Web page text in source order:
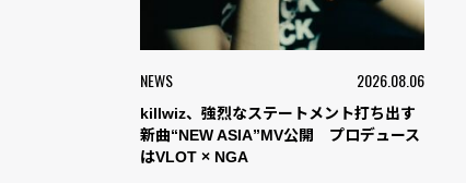
NEWS 2026.08.06
killwiz、強烈なステートメント打ち出す
新曲“NEW ASIA”MV公開 プロデュース
はVLOT × NGA